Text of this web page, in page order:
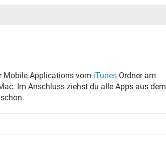
Mobile Applications vom iTunes Ordner am
Im Anschluss ziehst du alle Apps aus dem